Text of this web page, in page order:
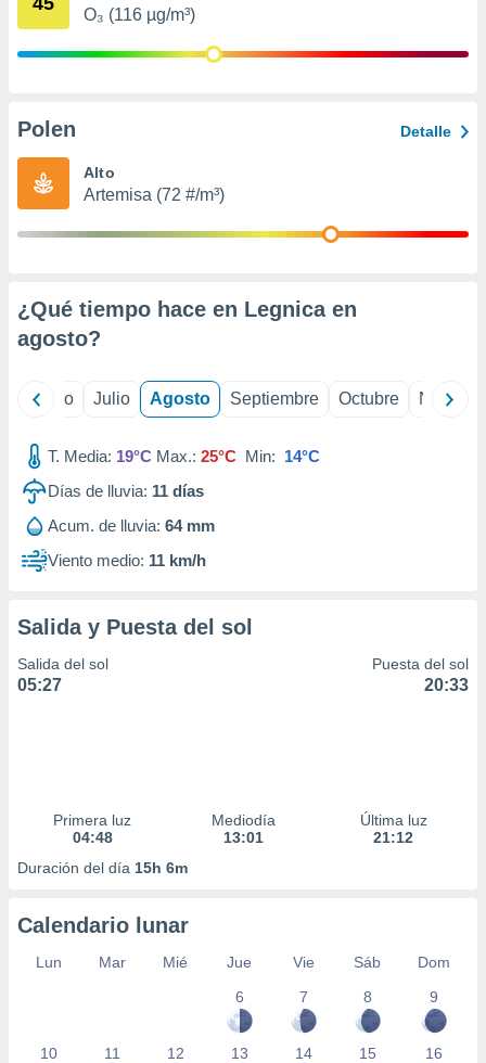
mediante
publicidad
1199
O₃ (116 µg/m³)
Polen Detalle
Alto
Artemisa (72 #/m³)
¿Qué tiempo hace en Legnica en
agosto?
Junio Julio Agosto Septiembre Octubre
T. Media: 19°C Max.: 25°C Min: 14°C
Días de lluvia: 11 días
Acum. de lluvia: 64 mm
Viento medio: 11 km/h
Salida y Puesta del sol
Salida del sol
05:27
Puesta del sol
20:33
Primera luz
04:48
Mediodía
13:01
Última luz
21:12
Duración del día 15h 6m
Calendario lunar
Lun Mar Mié Jue Vie Sáb
Dom
6
7 8 9
10 11 12 13 14 15 16